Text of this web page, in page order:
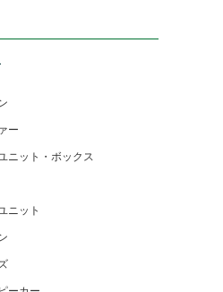
ー
ニット・ボックス
ニット